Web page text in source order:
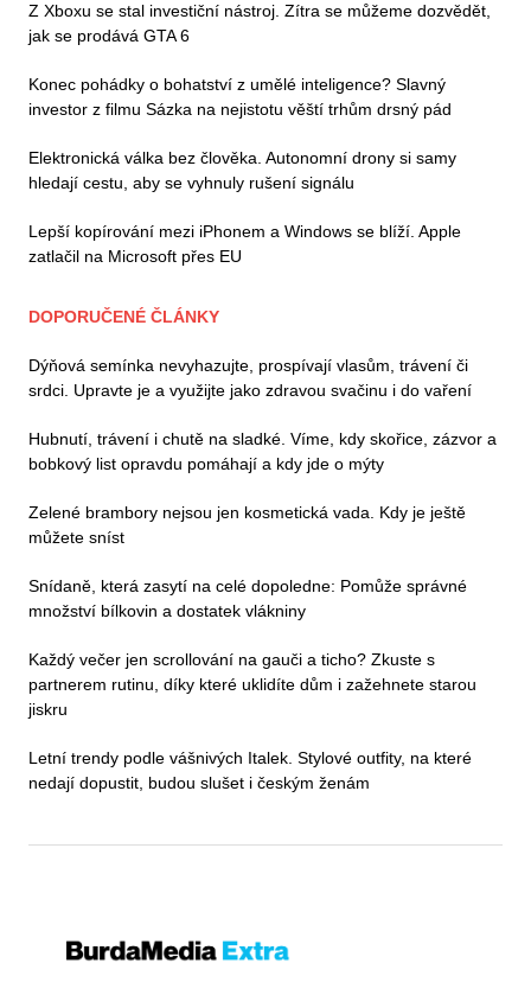
Z Xboxu se stal investiční nástroj. Zítra se můžeme dozvědět,
jak se prodává GTA 6
Konec pohádky o bohatství z umělé inteligence? Slavný
investor z filmu Sázka na nejistotu věští trhům drsný pád
Elektronická válka bez člověka. Autonomní drony si samy
hledají cestu, aby se vyhnuly rušení signálu
Lepší kopírování mezi iPhonem a Windows se blíží. Apple
zatlačil na Microsoft přes EU
DOPORUČENÉ ČLÁNKY
Dýňová semínka nevyhazujte, prospívají vlasům, trávení či
srdci. Upravte je a využijte jako zdravou svačinu i do vaření
Hubnutí, trávení i chutě na sladké. Víme, kdy skořice, zázvor a
bobkový list opravdu pomáhají a kdy jde o mýty
Zelené brambory nejsou jen kosmetická vada. Kdy je ještě
můžete sníst
Snídaně, která zasytí na celé dopoledne: Pomůže správné
množství bílkovin a dostatek vlákniny
Každý večer jen scrollování na gauči a ticho? Zkuste s
partnerem rutinu, díky které uklidíte dům i zažehnete starou
jiskru
Letní trendy podle vášnivých Italek. Stylové outfity, na které
nedají dopustit, budou slušet i českým ženám